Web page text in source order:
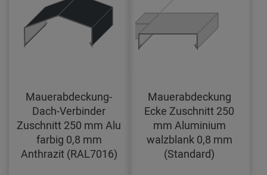
Mauerabdeckung-
Dach-Verbinder
Zuschnitt 250 mm Alu
farbig 0,8 mm
Anthrazit (RAL7016)
Mauerabdeckung
Ecke Zuschnitt 250
mm Aluminium
walzblank 0,8 mm
(Standard)